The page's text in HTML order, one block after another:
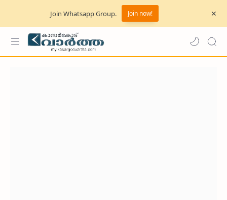
Join Whatsapp Group. Join now!